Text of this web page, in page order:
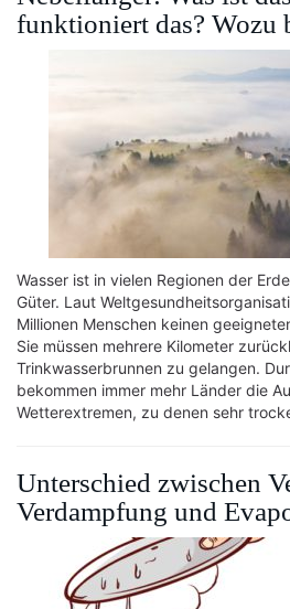
funktioniert das? Wozu
Wasser ist in vielen Regionen der
Güter. Laut
Millionen Menschen keinen
Sie müssen mehrere Kilometer
Trinkwasserbrunnen zu gelangen.
bekommen immer mehr Länder die
Wetterextremen, zu denen sehr
Unterschied zwischen
Verdampfung und